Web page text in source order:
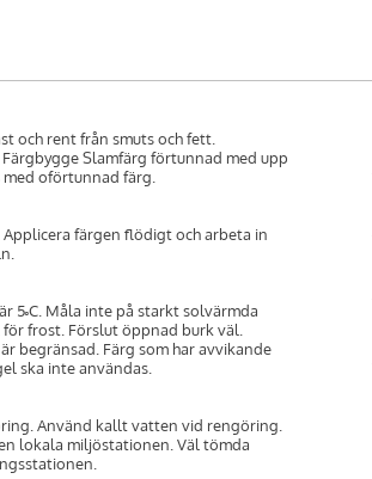
och rent från smuts och fett.
Slamfärg förtunnad med upp
oförtunnad färg.
färgen flödigt och arbeta in
5˚C. Måla inte på starkt solvärmda
frost. Förslut öppnad burk väl.
begränsad. Färg som har avvikande
ska inte användas.
Använd kallt vatten vid rengöring.
lokala miljöstationen. Väl tömda